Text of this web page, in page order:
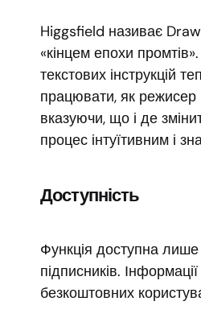
Higgsfield називає
«кінцем епохи
текстових інструкцій
працювати, як
вказуючи, що і де
процес інтуїтивним і
Доступність
Функція доступна
підписників.
безкоштовних